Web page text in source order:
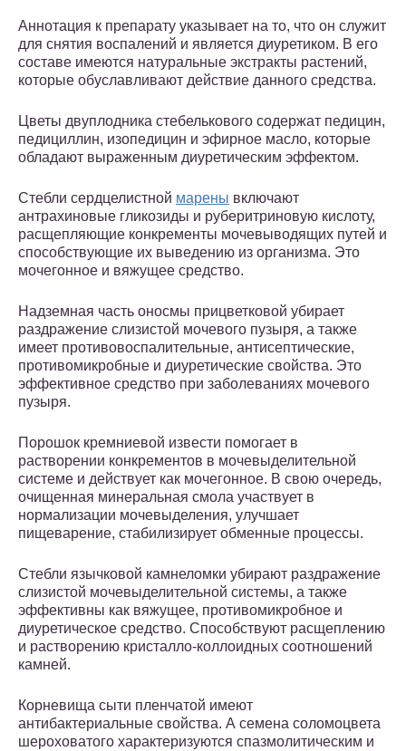
Аннотация к препарату указывает на то, что он служит
для снятия воспалений и является диуретиком. В его
составе имеются натуральные экстракты растений,
которые обуславливают действие данного средства.
Цветы двуплодника стебелькового содержат педицин,
педициллин, изопедицин и эфирное масло, которые
обладают выраженным диуретическим эффектом.
Стебли сердцелистной марены включают
антрахиновые гликозиды и руберитриновую кислоту,
расщепляющие конкременты мочевыводящих путей и
способствующие их выведению из организма. Это
мочегонное и вяжущее средство.
Надземная часть оносмы прицветковой убирает
раздражение слизистой мочевого пузыря, а также
имеет противовоспалительные, антисептические,
противомикробные и диуретические свойства. Это
эффективное средство при заболеваниях мочевого
пузыря.
Порошок кремниевой извести помогает в
растворении конкрементов в мочевыделительной
системе и действует как мочегонное. В свою очередь,
очищенная минеральная смола участвует в
нормализации мочевыделения, улучшает
пищеварение, стабилизирует обменные процессы.
Стебли язычковой камнеломки убирают раздражение
слизистой мочевыделительной системы, а также
эффективны как вяжущее, противомикробное и
диуретическое средство. Способствуют расщеплению
и растворению кристалло-коллоидных соотношений
камней.
Корневища сыти пленчатой имеют
антибактериальные свойства. А семена соломоцвета
шероховатого характеризуются спазмолитическим и